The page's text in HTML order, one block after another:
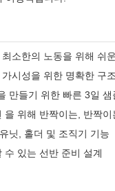
소한의 노동을 위해 쉬
시성을 위한 명확한 구조
만들기 위한 빠른 3일 샘
을 위해 반짝이는, 반짝이
닛, 홀더 및 조직기 기능
수 있는 선반 준비 설계